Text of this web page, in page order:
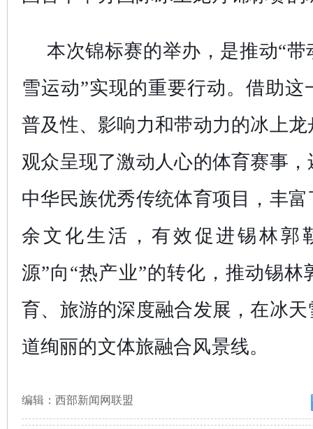
本次锦标赛的举办，是推动“
雪运动”实现的重要行动。借助这
普及性、影响力和带动力的冰上
观众呈现了激动人心的体育赛事
中华民族优秀传统体育项目，丰
余文化生活，有效促进锡林郭
源”向“热产业”的转化，推动锡林
育、旅游的深度融合发展，在冰
道绚丽的文体旅融合风景线。
编辑：西部新闻网联盟